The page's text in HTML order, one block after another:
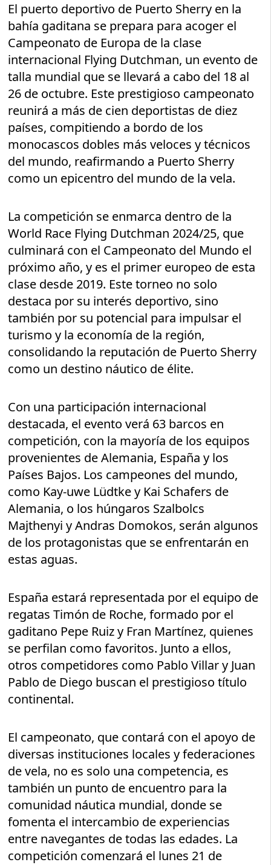
El puerto deportivo de Puerto Sherry en la
bahía gaditana se prepara para acoger el
Campeonato de Europa de la clase
internacional Flying Dutchman, un evento de
talla mundial que se llevará a cabo del 18 al
26 de octubre. Este prestigioso campeonato
reunirá a más de cien deportistas de diez
países, compitiendo a bordo de los
monocascos dobles más veloces y técnicos
del mundo, reafirmando a Puerto Sherry
como un epicentro del mundo de la vela.
La competición se enmarca dentro de la
World Race Flying Dutchman 2024/25, que
culminará con el Campeonato del Mundo el
próximo año, y es el primer europeo de esta
clase desde 2019. Este torneo no solo
destaca por su interés deportivo, sino
también por su potencial para impulsar el
turismo y la economía de la región,
consolidando la reputación de Puerto Sherry
como un destino náutico de élite.
Con una participación internacional
destacada, el evento verá 63 barcos en
competición, con la mayoría de los equipos
provenientes de Alemania, España y los
Países Bajos. Los campeones del mundo,
como Kay-uwe Lüdtke y Kai Schafers de
Alemania, o los húngaros Szalbolcs
Majthenyi y Andras Domokos, serán algunos
de los protagonistas que se enfrentarán en
estas aguas.
España estará representada por el equipo de
regatas Timón de Roche, formado por el
gaditano Pepe Ruiz y Fran Martínez, quienes
se perfilan como favoritos. Junto a ellos,
otros competidores como Pablo Villar y Juan
Pablo de Diego buscan el prestigioso título
continental.
El campeonato, que contará con el apoyo de
diversas instituciones locales y federaciones
de vela, no es solo una competencia, es
también un punto de encuentro para la
comunidad náutica mundial, donde se
fomenta el intercambio de experiencias
entre navegantes de todas las edades. La
competición comenzará el lunes 21 de